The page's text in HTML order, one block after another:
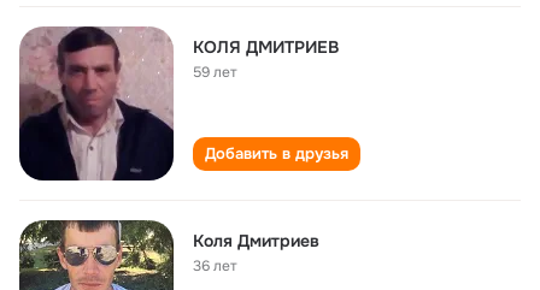
КОЛЯ ДМИТРИЕВ
59 лет
Добавить в друзья
Коля Дмитриев
36 лет